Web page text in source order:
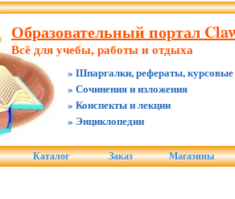
Образовательный портал
Всё для учебы, работы и отдыха
» Шпаргалки, рефераты, курсовые
» Сочинения и изложения
» Конспекты и лекции
» Энциклопедии
Каталог Заказ Магазины